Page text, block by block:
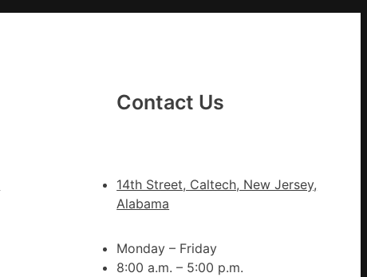
德
Contact Us
14th Street, Caltech, New Jersey,
Alabama
Monday – Friday
8:00 a.m. – 5:00 p.m.